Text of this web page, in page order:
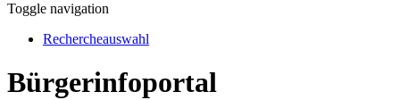
Toggle navigation
Rechercheauswahl
Bürgerinfoportal